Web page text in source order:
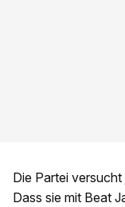
Die Partei
Dass sie mit Beat